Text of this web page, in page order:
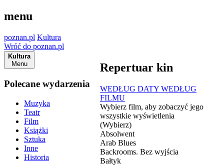
menu
poznan.pl Kultura
Wróć do poznan.pl
Kultura
Menu
Polecane wydarzenia
Muzyka
Teatr
Film
Książki
Sztuka
Inne
Historia
Repertuar kin
WEDŁUG DATY WEDŁUG
FILMU
Wybierz film, aby zobaczyć jego
wszystkie wyświetlenia
(Wybierz)
Absolwent
Arab Blues
Backrooms. Bez wyjścia
Bałtyk